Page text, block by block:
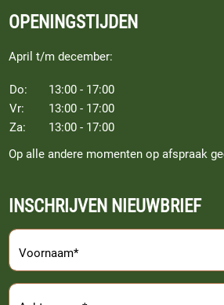
OPENINGSTIJDEN
April t/m december:
Do:
13:00 - 17:00
Vr:
13:00 - 17:00
Za:
13:00 - 17:00
Op alle andere momenten op afspraak
INSCHRIJVEN NIEUWBRIEF
Voornaam*